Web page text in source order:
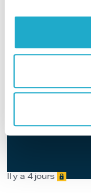
Il y a 4 jours